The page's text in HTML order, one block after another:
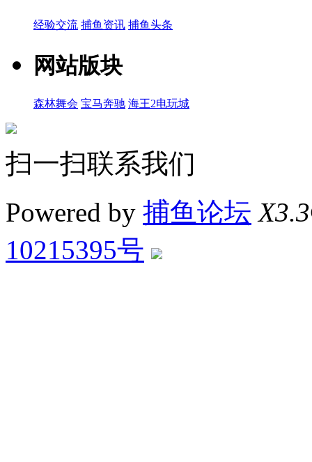
经验交流 捕鱼资讯 捕鱼头条
网站版块
森林舞会 宝马奔驰 海王2电玩城
扫一扫联系我们
Powered by 捕鱼论坛 X3.3
10215395号